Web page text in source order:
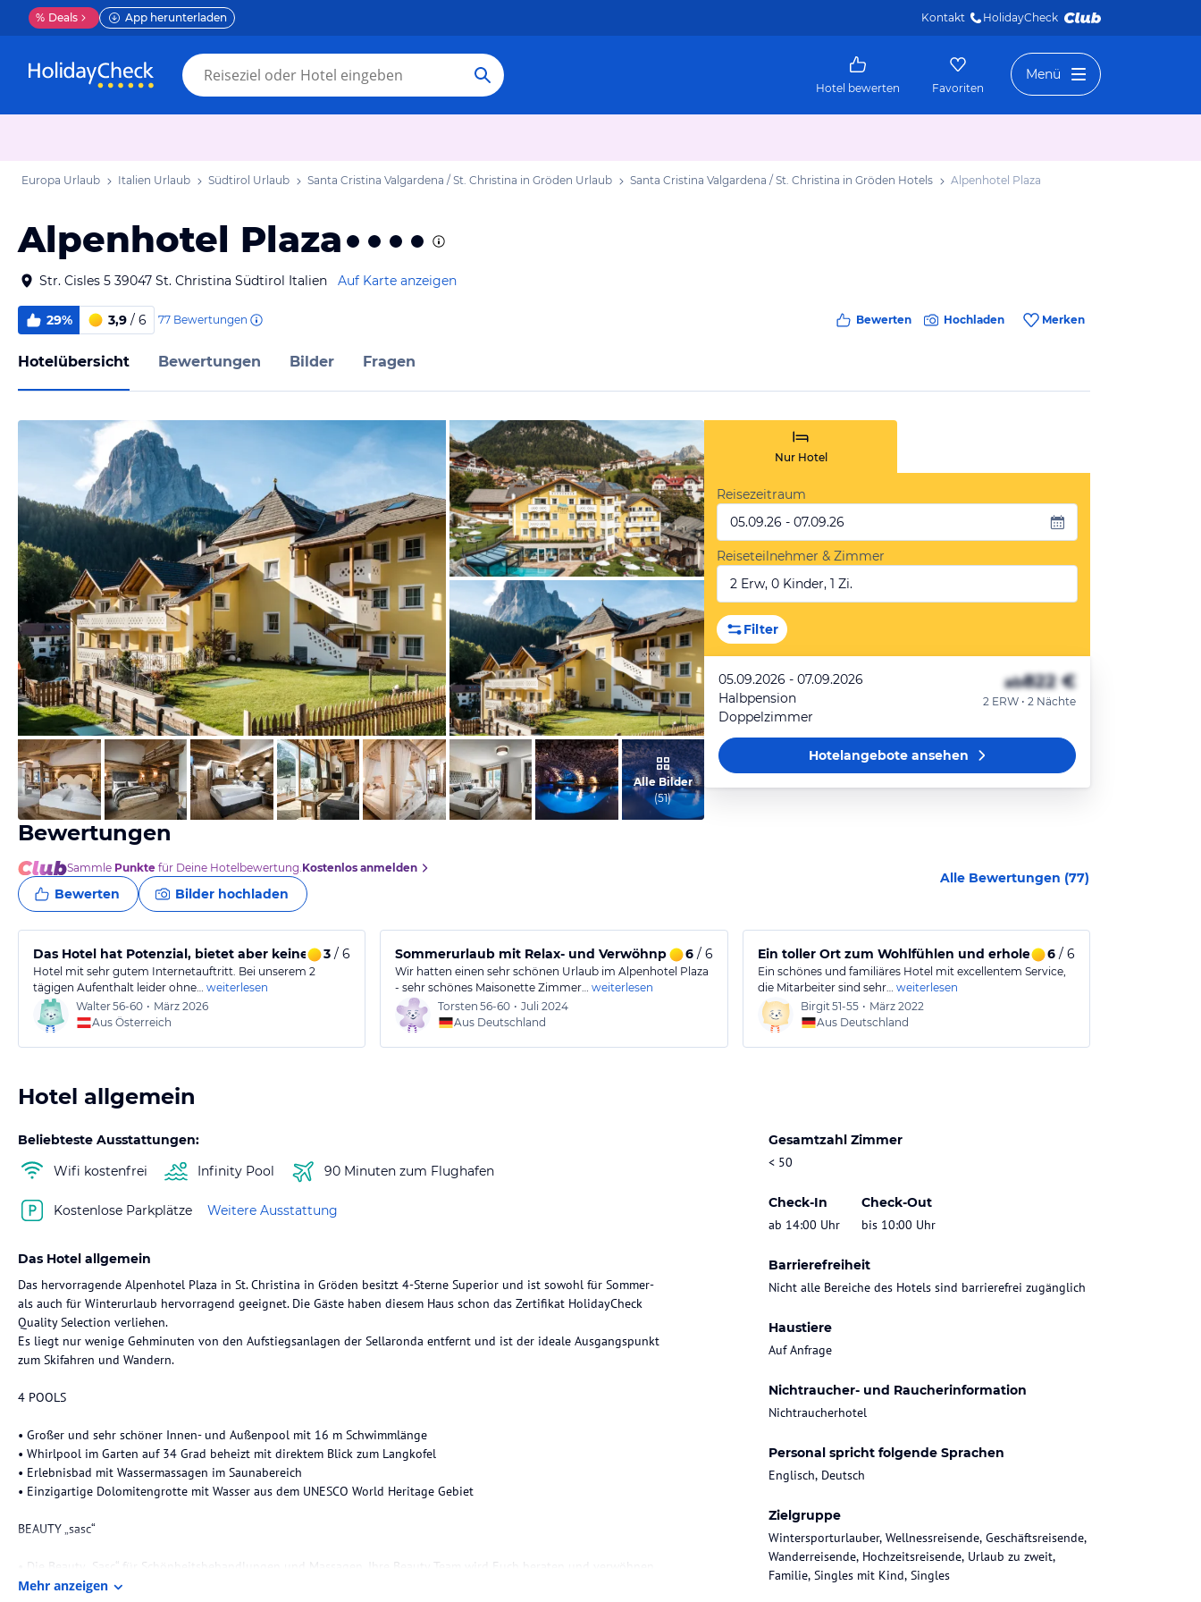
% Deals App herunterladen Kontakt HolidayCheck
Hotel bewerten Favoriten
Menü
Europa Urlaub Italien Urlaub Südtirol Urlaub Santa Cristina Valgardena / St. Christina in Gröden Urlaub Santa Cristina Valgardena / St. Christina in Gröden Hotels Alpenhotel Plaza
Alpenhotel Plaza
Str. Cisles 5 39047 St. Christina Südtirol Italien Auf Karte anzeigen
29% 3,9 / 6 77 Bewertungen Bewerten Hochladen Merken
Hotelübersicht Bewertungen Bilder Fragen
vom Hotelier, Februar 2019
vom Hotelier, Februar 2019
vom Hotelier, Februar 2019
Alle Bilder
(51)
Nur Hotel
Reisezeitraum
05.09.26 - 07.09.26
Reiseteilnehmer & Zimmer
2 Erw, 0 Kinder, 1 Zi.
Filter
05.09.2026 - 07.09.2026
Halbpension
Doppelzimmer
ab822 €
2 ERW • 2 Nächte
Hotelangeboteansehen
Bewertungen
Sammle Punkte für Deine Hotelbewertung.Kostenlos anmelden
Bewerten Bilder hochladen
Alle Bewertungen (77)
Das Hotel hat Potenzial, bietet aber keine 4-Sterne S Erfahrung.
3 / 6
Hotel mit sehr gutem Internetauftritt. Bei unserem 2
tägigen Aufenthalt leider ohne… weiterlesen
Walter56-60 • März 2026
Aus Österreich
Sommerurlaub mit Relax- und Verwöhnprogramm
6/ 6
Wir hatten einen sehr schönen Urlaub im Alpenhotel Plaza
- sehr schönes Maisonette Zimmer… weiterlesen
Torsten 56-60 • Juli 2024
Aus Deutschland
Ein toller Ort zum Wohlfühlen und erholen 6/ 6
Ein schönes und familiäres Hotel mit excellentem Service,
die Mitarbeiter sind sehr… weiterlesen
Birgit51-55 • März 2022
Aus Deutschland
Hotel allgemein
Beliebteste Ausstattungen:
Wifi kostenfrei
Infinity Pool 90 Minuten zum Flughafen
Kostenlose Parkplätze Weitere Ausstattung
Gesamtzahl Zimmer
< 50
Check-In
ab 14:00 Uhr
Check-Out
bis 10:00 Uhr
Barrierefreiheit
Nicht alle Bereiche des Hotels sind barrierefrei zugänglich
Haustiere
Auf Anfrage
Nichtraucher- und Raucherinformation
Nichtraucherhotel
Personal spricht folgende Sprachen
Englisch, Deutsch
Zielgruppe
Wintersporturlauber, Wellnessreisende, Geschäftsreisende,
Wanderreisende, Hochzeitsreisende, Urlaub zu zweit,
Familie, Singles mit Kind, Singles
Das Hotel allgemein
Das hervorragende Alpenhotel Plaza in St. Christina in Gröden besitzt 4-Sterne Superior und ist sowohl für Sommer-
als auch für Winterurlaub hervorragend geeignet. Die Gäste haben diesem Haus schon das Zertifikat HolidayCheck
Quality Selection verliehen.
Es liegt nur wenige Gehminuten von den Aufstiegsanlagen der Sellaronda entfernt und ist der ideale Ausgangspunkt
zum Skifahren und Wandern.
4 POOLS
• Großer und sehr schöner Innen- und Außenpool mit 16 m Schwimmlänge
• Whirlpool im Garten auf 34 Grad beheizt mit direktem Blick zum Langkofel
• Erlebnisbad mit Wassermassagen im Saunabereich
• Einzigartige Dolomitengrotte mit Wasser aus dem UNESCO World Heritage Gebiet
BEAUTY „sasc“
• Die Beauty „Sasc“ für Schönheitsbehandlungen und Massagen. Ihre Beauty Team wird Euch beraten und verwöhnen
Mehr anzeigen